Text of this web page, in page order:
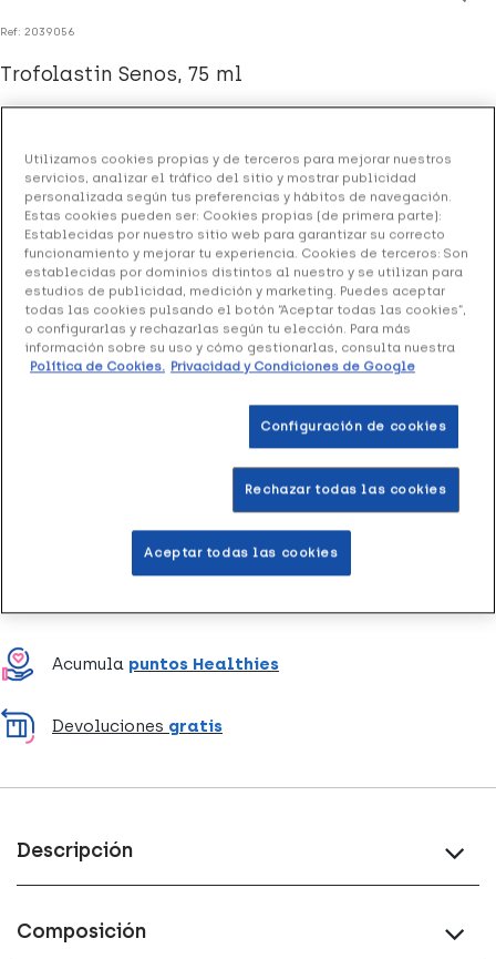
Ref: 2039056
Trofolastin Senos, 75 ml
+ 21 puntos Healthies
(1 opinión)
Crema que previene la aparición de estrías, reafirma y
reestructura la piel recuperando el tono cutáneo durante
el embarazo y el post-parto.
Acumula puntos Healthies
Devoluciones gratis
Descripción
Composición
Utilizamos cookies propias y de terceros para mejorar nuestros
servicios, analizar el tráfico del sitio y mostrar publicidad
personalizada según tus preferencias y hábitos de navegación.
Estas cookies pueden ser: Cookies propias (de primera parte):
Establecidas por nuestro sitio web para garantizar su correcto
funcionamiento y mejorar tu experiencia. Cookies de terceros: Son
establecidas por dominios distintos al nuestro y se utilizan para
estudios de publicidad, medición y marketing. Puedes aceptar
todas las cookies pulsando el botón “Aceptar todas las cookies”,
o configurarlas y rechazarlas según tu elección. Para más
información sobre su uso y cómo gestionarlas, consulta nuestra
Política de Cookies. Privacidad y Condiciones de Google
Configuración de cookies
Rechazar todas las cookies
Aceptar todas las cookies